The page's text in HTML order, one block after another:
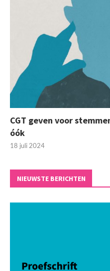
CGT geven voor
óók
18 juli 2024
NIEUWSTE BERICHTEN